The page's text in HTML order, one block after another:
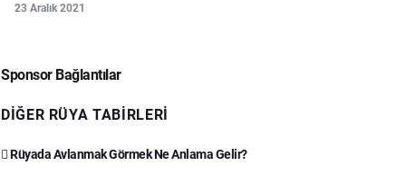
23 Aralık 2021
Sponsor Bağlantılar
DIĞER RÜYA TABIRLERI
Rüyada Avlanmak Görmek Ne Anlama Gelir?